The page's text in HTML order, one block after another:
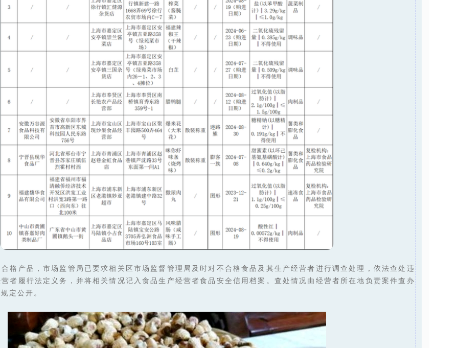
格产品，市场监管局已要求相关区市场监督管理局及时对不合格食品及其生产经营者进行调查处理，依法查处违
者履行法定义务，并将相关情况记入食品生产经营者食品安全信用档案。查处情况由经营者所在地负责案件查办
定公开。